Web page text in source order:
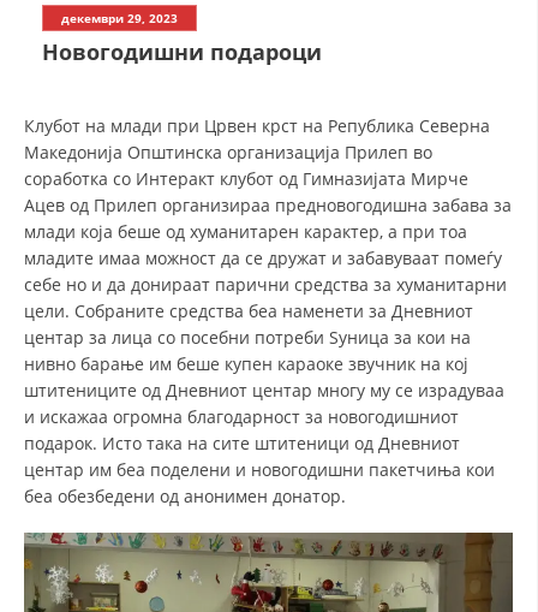
ИСТОРИЈАТ НА ДВИЖЕЊЕТО
КОНТАКТ ИНФОРМАЦИИ
ЧЛЕНСТВО ВО ПРОФЕСИОНАЛНИ ТЕЛА
ЗАКОН ЗА ЦКРМ
СТАТУТ НА ЦКРМ
ОРГАНИЗАЦИЈА И РАЗВОЈ
РАКОВОДЕН ОДБОР
СОБРАНИЕ
СТРУКТУРА И ОРГАНИЗАЦИОНА ПОСТАВЕНОСТ
декември 29, 2023
Новогодишни подароци
Клубот на млади при Црвен крст на Република Северна
Македонија Општинска организација Прилеп во
соработка со Интеракт клубот од Гимназијата Мирче
Ацев од Прилеп организираа предновогодишна забава за
млади која беше од хуманитарен карактер, а при тоа
младите имаа можност да се дружат и забавуваат помеѓу
себе но и да донираат парични средства за хуманитарни
цели. Собраните средства беа наменети за Дневниот
центар за лица со посебни потреби Ѕуница за кои на
нивно барање им беше купен караоке звучник на кој
штитениците од Дневниот центар многу му се израдуваа
и искажаа огромна благодарност за новогодишниот
подарок. Исто така на сите штитеници од Дневниот
центар им беа поделени и новогодишни пакетчиња кои
беа обезбедени од анонимен донатор.